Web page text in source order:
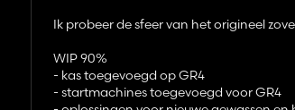
Ik probeer de sfeer van het origineel
WIP 90%
- kas toegevoegd op GR4
- startmachines toegevoegd voor GR4